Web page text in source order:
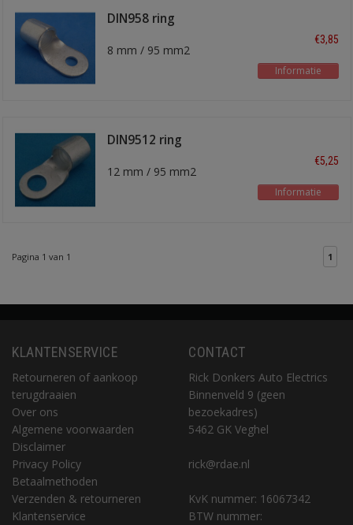
DIN958 ring
kabelschoen
8 mm / 95 mm2
€3,85
Informatie
DIN9512 ring
12 mm / 95 mm2
€5,25
Informatie
Pagina 1 van 1 1
KLANTENSERVICE
Retourneren of aankoop
terugdraaien
Over ons
Algemene voorwaarden
Disclaimer
Privacy Policy
Betaalmethoden
Verzenden & retourneren
Klantenservice
CONTACT
Rick Donkers Auto Electrics
Binnenveld 9 (geen
bezoekadres)
5462 GK Veghel
rick@rdae.nl
KvK nummer: 16067342
BTW nummer: